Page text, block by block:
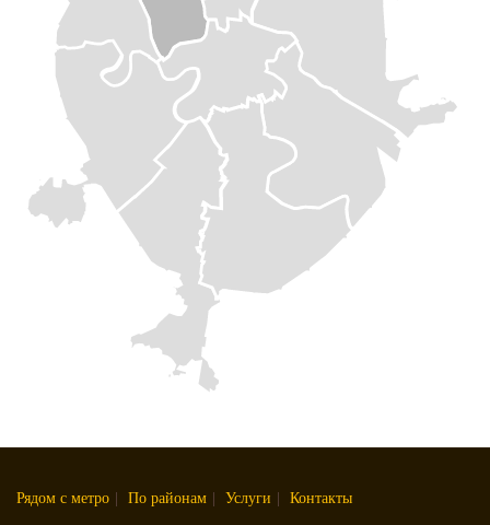
Рядом с метро | По районам | Услуги | Контакты